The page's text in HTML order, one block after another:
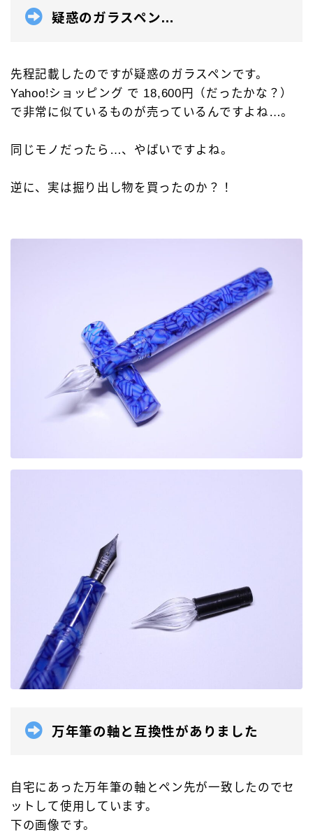
疑惑のガラスペン…
先程記載したのですが疑惑のガラスペンです。
Yahoo!ショッピング で 18,600円（だったかな？）
で非常に似ているものが売っているんですよね…。
同じモノだったら…、やばいですよね。
逆に、実は掘り出し物を買ったのか？！
万年筆の軸と互換性がありました
自宅にあった万年筆の軸とペン先が一致したのでセ
ットして使用しています。
下の画像です。